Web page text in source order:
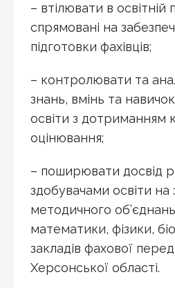
– втілювати в освітній
спрямовані на
підготовки фахівців;
– контролювати та
знань, вмінь та
освіти з дотриманням
оцінювання;
– поширювати досвід
здобувачами освіти на
методичного
математики, фізики,
закладів фахової
Херсонської області.